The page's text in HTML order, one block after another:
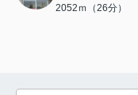
2052ｍ（26分）